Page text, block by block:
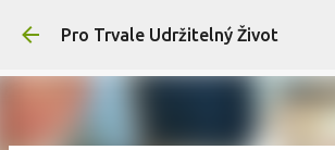
Přeskočit na hlavní obsah
Pro Trvale Udržitelný Život